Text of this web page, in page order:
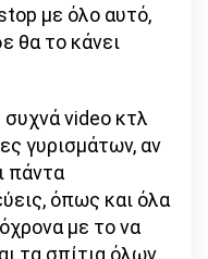
με όλο αυτό,
θα το κάνει
συχνά video κτλ
γυρισμάτων, αν
πάντα
όπως και όλα
με το να
τα σπίτια όλων